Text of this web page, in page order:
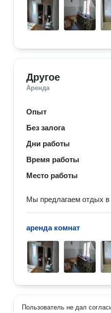
Другое
Аренда
Опыт
Без залога
Дни работы
Время работы
Место работы
Мы предлагаем отдых в
аренда комнат
Пользователь не дал